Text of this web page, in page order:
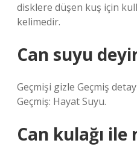
disklere düşen kuş için
kelimedir.
Can suyu
Geçmişi gizle Geçmiş
Geçmiş: Hayat Suyu.
Can kulağı ile